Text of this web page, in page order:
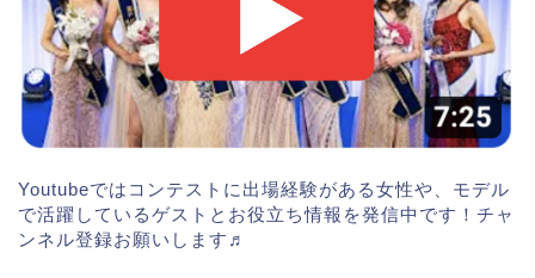
Youtubeではコンテストに出場経験がある女性や、モデル
で活躍しているゲストとお役立ち情報を発信中です！チャ
ンネル登録お願いします♬